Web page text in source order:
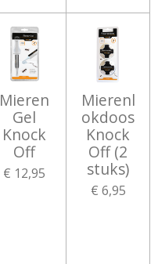
Mieren
Gel
Knock
Off
€ 12,95
Mierenl
okdoos
Knock
Off (2
stuks)
€ 6,95